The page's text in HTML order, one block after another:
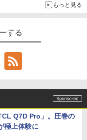
もっと見る
する
Q7D Pro」。圧巻の
極上体験に